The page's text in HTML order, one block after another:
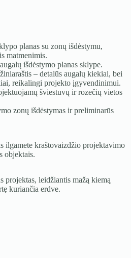
planas su zonų išdėstymu,
matmenimis.
išdėstymo planas sklype.
– detalūs augalų kiekiai, bei
reikalingi projekto įgyvendinimui.
šviestuvų ir rozečių vietos
zonų išdėstymas ir preliminarūs
ilgamete kraštovaizdžio projektavimo
objektais.
projektas, leidžiantis mažą kiemą
kuriančia erdve.